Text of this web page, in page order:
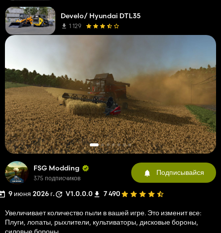
FSG Modding
375 подписчиков
Подписывайся
9 июня 2026 г. V1.0.0.0 7 490
Увеличивает количество пыли в вашей игре. Это изменит все:
Плуги, лопаты, рыхлители, культиваторы, дисковые бороны,
Develo/ Hyundai DTL35
1 129